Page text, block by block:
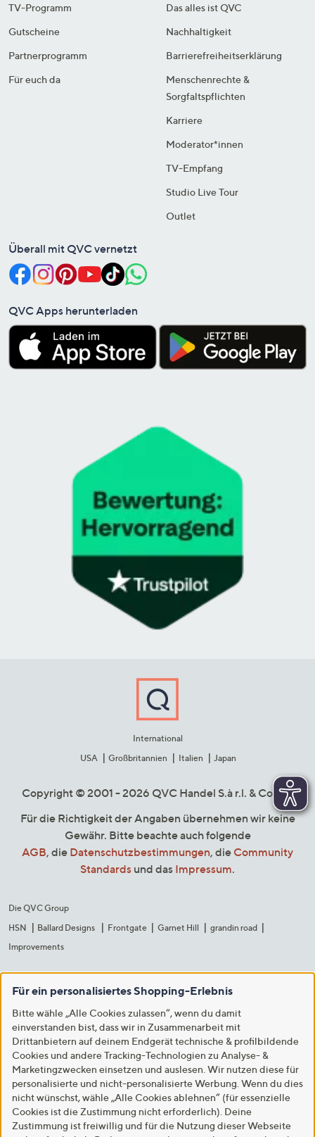
TV-Programm
Gutscheine
Partnerprogramm
Für euch da
Das alles ist QVC
Nachhaltigkeit
Barrierefreiheitserklärung
Menschenrechte &
Sorgfaltspflichten
Karriere
Moderator*innen
TV-Empfang
Studio Live Tour
Outlet
Überall mit QVC vernetzt
QVC Apps herunterladen
International
USA
Großbritannien Italien Japan
Copyright © 2001 - 2026 QVC Handel S.à r.l. & Co. KG
Für die Richtigkeit der Angaben übernehmen wir keine
Gewähr. Bitte beachte auch folgende
AGB, die Datenschutzbestimmungen, die Community
Standards und das Impressum.
Die QVC Group
HSN
Ballard Designs Frontgate Garnet Hill
grandin road
Improvements
Für ein personalisiertes Shopping-Erlebnis
Bitte wähle „Alle Cookies zulassen“, wenn du damit
einverstanden bist, dass wir in Zusammenarbeit mit
Drittanbietern auf deinem Endgerät technische & profilbildende
Cookies und andere Tracking-Technologien zu Analyse- &
Marketingzwecken einsetzen und auslesen. Wir nutzen diese für
personalisierte und nicht-personalisierte Werbung. Wenn du dies
nicht wünschst, wähle „Alle Cookies ablehnen“ (für essenzielle
Cookies ist die Zustimmung nicht erforderlich). Deine
Zustimmung ist freiwillig und für die Nutzung dieser Webseite